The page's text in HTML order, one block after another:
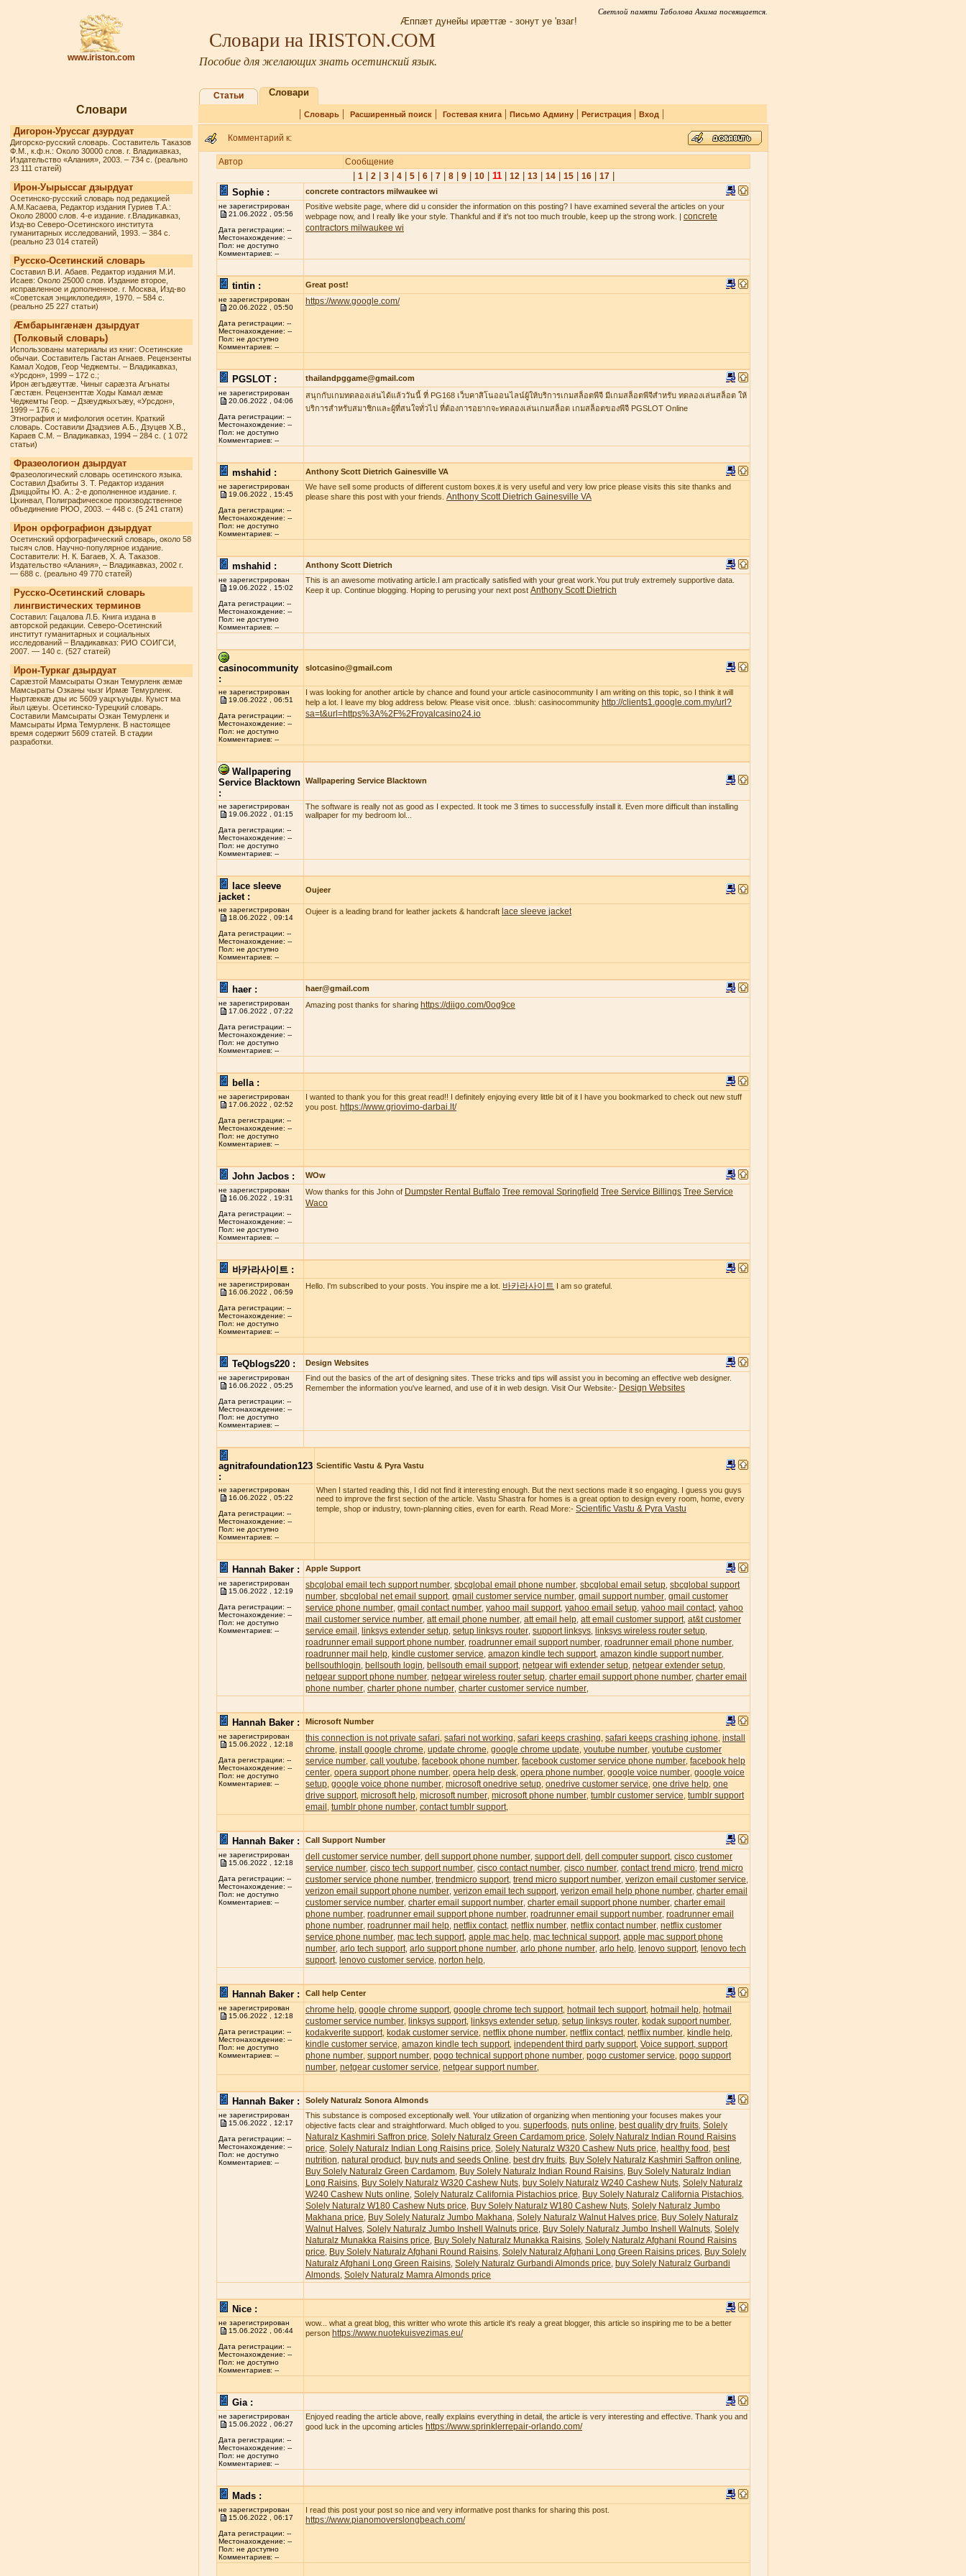
www.iriston.com
Светлой памяти Таболова Акима посвящается.
Æппæт дунейы ирæттæ - зонут уе 'взаг!
Словари на IRISTON.COM
Пособие для желающих знать осетинский язык.
Словари
Дигорон-Уруссаг дзурдуат
Дигорско-русский словарь. Составитель Таказов
Ф.М., к.ф.н.: Около 30000 слов. г. Владикавказ,
Издательство «Алания», 2003. – 734 с. (реально
23 111 статей)
Ирон-Уырыссаг дзырдуат
Осетинско-русский словарь под редакцией
А.М.Касаева, Редактор издания Гуриев Т.А.:
Около 28000 слов. 4-е издание. г.Владикавказ,
Изд-во Северо-Осетинского института
гуманитарных исследований, 1993. – 384 с.
(реально 23 014 статей)
Русско-Осетинский словарь
Составил В.И. Абаев. Редактор издания М.И.
Исаев: Около 25000 слов. Издание второе,
исправленное и дополненное. г. Москва, Изд-во
«Советская энциклопедия», 1970. – 584 с.
(реально 25 227 статьи)
Æмбарынгæнæн дзырдуат
(Толковый словарь)
Использованы материалы из книг: Осетинские
обычаи. Составитель Гастан Агнаев. Рецензенты
Камал Ходов, Геор Чеджемты. – Владикавказ,
«Урсдон», 1999 – 172 с.;
Ирон æгъдæуттæ. Чиныг сарæзта Агънаты
Гæстæн. Рецензенттæ Ходы Камал æмæ
Чеджемты Геор. – Дзæуджыхъæу, «Урсдон»,
1999 – 176 с.;
Этнография и мифология осетин. Краткий
словарь. Составили Дзадзиев А.Б., Дзуцев Х.В.,
Караев С.М. – Владикавказ, 1994 – 284 с. ( 1 072
статьи)
Фразеологион дзырдуат
Фразеологический словарь осетинского языка.
Составил Дзабиты З. Т. Редактор издания
Дзиццойты Ю. А.: 2-е дополненное издание. г.
Цхинвал, Полиграфическое производственное
объединение РЮО, 2003. – 448 с. (5 241 статя)
Ирон орфографион дзырдуат
Осетинский орфографический словарь, около 58
тысяч слов. Научно-популярное издание.
Составители: Н. К. Багаев, Х. А. Таказов.
Издательство «Алания», – Владикавказ, 2002 г.
— 688 с. (реально 49 770 статей)
Русско-Осетинский словарь
лингвистических терминов
Составил: Гацалова Л.Б. Книга издана в
авторской редакции. Северо-Осетинский
институт гуманитарных и социальных
исследований – Владикавказ: РИО СОИГСИ,
2007. — 140 с. (527 статей)
Ирон-Туркаг дзырдуат
Сарæзтой Мамсыраты Озкан Темурленк æмæ
Мамсыраты Озканы чызг Ирмæ Темурленк.
Ныртæккæ дзы ис 5609 уацхъуыды. Куыст ма
йыл цæуы. Осетинско-Турецкий словарь.
Составили Мамсыраты Озкан Темурленк и
Мамсыраты Ирма Темурленк. В настоящее
время содержит 5609 статей. В стадии
разработки.
Статьи Словари
| Словарь| Расширенный поиск| Гостевая книга| Письмо Админу| Регистрация| Вход |
Комментарий к:
Автор Сообщение
1| 2| 3| 4| 5| 6| 7| 8| 9| 10| 11| 12| 13| 14| 15| 16| 17|
Sophie :
concrete contractors milwaukee wi
не зарегистрирован
21.06.2022 , 05:56
Дата регистрации: --
Местонахождение: --
Пол: не доступно
Комментариев: --
Positive website page, where did u consider the information on this posting? I have examined several the articles on your
webpage now, and I really like your style. Thankful and if it's not too much trouble, keep up the strong work. | concrete
contractors milwaukee wi
tintin : Great post!
не зарегистрирован
20.06.2022 , 05:50
Дата регистрации: --
Местонахождение: --
Пол: не доступно
Комментариев: --
https://www.google.com/
PGSLOT : thailandpggame@gmail.com
не зарегистрирован
20.06.2022 , 04:06
Дата регистрации: --
Местонахождение: --
Пол: не доступно
Комментариев: --
สนุกกับเกมทดลองเล่นได้แล้ววันนี้ ที่ PG168 เว็บคาสิโนออนไลน์ผู้ให้บริการเกมสล็อตพีจี มีเกมสล็อตพีจีสำหรับ ทดลองเล่นสล็อต ให้
บริการสำหรับสมาชิกและผู้ที่สนใจทั่วไป ที่ต้องการอยากจะทดลองเล่นเกมสล็อต เกมสล็อตของพีจี PGSLOT Online
mshahid : Anthony Scott Dietrich Gainesville VA
не зарегистрирован
19.06.2022 , 15:45
Дата регистрации: --
Местонахождение: --
Пол: не доступно
Комментариев: --
We have sell some products of different custom boxes.it is very useful and very low price please visits this site thanks and
please share this post with your friends. Anthony Scott Dietrich Gainesville VA
mshahid : Anthony Scott Dietrich
не зарегистрирован
19.06.2022 , 15:02
Дата регистрации: --
Местонахождение: --
Пол: не доступно
Комментариев: --
This is an awesome motivating article.I am practically satisfied with your great work.You put truly extremely supportive data.
Keep it up. Continue blogging. Hoping to perusing your next post Anthony Scott Dietrich
casinocommunity
:
slotcasino@gmail.com
не зарегистрирован
19.06.2022 , 06:51
Дата регистрации: --
Местонахождение: --
Пол: не доступно
Комментариев: --
I was looking for another article by chance and found your article casinocommunity I am writing on this topic, so I think it will
help a lot. I leave my blog address below. Please visit once. :blush: casinocommunity http://clients1.google.com.my/url?
sa=t&url=https%3A%2F%2Froyalcasino24.io
Wallpapering
Service Blacktown
:
Wallpapering Service Blacktown
не зарегистрирован
19.06.2022 , 01:15
Дата регистрации: --
Местонахождение: --
Пол: не доступно
Комментариев: --
The software is really not as good as I expected. It took me 3 times to successfully install it. Even more difficult than installing
wallpaper for my bedroom lol...
lace sleeve
jacket :
Oujeer
не зарегистрирован
18.06.2022 , 09:14
Дата регистрации: --
Местонахождение: --
Пол: не доступно
Комментариев: --
Oujeer is a leading brand for leather jackets & handcraft lace sleeve jacket
haer : haer@gmail.com
не зарегистрирован
17.06.2022 , 07:22
Дата регистрации: --
Местонахождение: --
Пол: не доступно
Комментариев: --
Amazing post thanks for sharing https://diigo.com/0og9ce
bella :
не зарегистрирован
17.06.2022 , 02:52
Дата регистрации: --
Местонахождение: --
Пол: не доступно
Комментариев: --
I wanted to thank you for this great read!! I definitely enjoying every little bit of it I have you bookmarked to check out new stuff
you post.
https://www.griovimo-darbai.lt/
John Jacbos : WOw
не зарегистрирован
16.06.2022 , 19:31
Дата регистрации: --
Местонахождение: --
Пол: не доступно
Комментариев: --
Wow thanks for this John of Dumpster Rental Buffalo Tree removal Springfield Tree Service Billings Tree Service
Waco
바카라사이트 :
не зарегистрирован
16.06.2022 , 06:59
Дата регистрации: --
Местонахождение: --
Пол: не доступно
Комментариев: --
Hello. I'm subscribed to your posts. You inspire me a lot. 바카라사이트 I am so grateful.
TeQblogs220 : Design Websites
не зарегистрирован
16.06.2022 , 05:25
Дата регистрации: --
Местонахождение: --
Пол: не доступно
Комментариев: --
Find out the basics of the art of designing sites. These tricks and tips will assist you in becoming an effective web designer.
Remember the information you've learned, and use of it in web design. Visit Our Website:- Design Websites
agnitrafoundation123
:
Scientific Vastu & Pyra Vastu
не зарегистрирован
16.06.2022 , 05:22
Дата регистрации: --
Местонахождение: --
Пол: не доступно
Комментариев: --
When I started reading this, I did not find it interesting enough. But the next sections made it so engaging. I guess you guys
need to improve the first section of the article. Vastu Shastra for homes is a great option to design every room, home, every
temple, shop or industry, town-planning cities, even for earth. Read More:- Scientific Vastu & Pyra Vastu
Hannah Baker : Apple Support
не зарегистрирован
15.06.2022 , 12:19
Дата регистрации: --
Местонахождение: --
Пол: не доступно
Комментариев: --
sbcglobal email tech support number sbcglobal email phone number sbcglobal email setup sbcglobal support
number sbcglobal net email support, gmail customer service number gmail support number gmail customer
service phone number gmail contact number yahoo mail support, yahoo email setup yahoo mail contact, yahoo
mail customer service number att email phone number att email help att email customer support, at&t customer
service email
linksys extender setup setup linksys router support linksys linksys wireless router setup
roadrunner email support phone number roadrunner email support number roadrunner email phone number
roadrunner mail help kindle customer service amazon kindle tech support, amazon kindle support number
bellsouthlogin bellsouth login bellsouth email support, netgear wifi extender setup netgear extender setup
netgear support phone number netgear wireless router setup charter email support phone number charter email
phone number charter phone number charter customer service number
Hannah Baker : Microsoft Number
не зарегистрирован
15.06.2022 , 12:18
Дата регистрации: --
Местонахождение: --
Пол: не доступно
Комментариев: --
this connection is not private safari safari not working safari keeps crashing safari keeps crashing iphone install
chrome install google chrome update chrome google chrome update youtube number youtube customer
service number call youtube facebook phone number facebook customer service phone number facebook help
center opera support phone number opera help desk opera phone number google voice number google voice
setup google voice phone number microsoft onedrive setup onedrive customer service one drive help one
drive support microsoft help microsoft number microsoft phone number tumblr customer service tumblr support
email
tumblr phone number contact tumblr support
Hannah Baker : Call Support Number
не зарегистрирован
15.06.2022 , 12:18
Дата регистрации: --
Местонахождение: --
Пол: не доступно
Комментариев: --
dell customer service number dell support phone number support dell dell computer support, cisco customer
service number cisco tech support number cisco contact number cisco number contact trend micro trend micro
customer service phone number trendmicro support, trend micro support number verizon email customer service
verizon email support phone number verizon email tech support, verizon email help phone number charter email
customer service number charter email support number charter email support phone number charter email
phone number roadrunner email support phone number roadrunner email support number roadrunner email
phone number roadrunner mail help netflix contact, netflix number netflix contact number netflix customer
service phone number mac tech support, apple mac help mac technical support, apple mac support phone
number arlo tech support, arlo support phone number arlo phone number arlo help lenovo support,
lenovo tech
support, lenovo customer service norton help
Hannah Baker : Call help Center
не зарегистрирован
15.06.2022 , 12:18
Дата регистрации: --
Местонахождение: --
Пол: не доступно
Комментариев: --
chrome help google chrome support google chrome tech support hotmail tech support hotmail help hotmail
customer service number
linksys support linksys extender setup setup linksys router kodak support number
kodakverite support kodak customer service netflix phone number netflix contact netflix number kindle help
kindle customer service amazon kindle tech support independent third party support Voice support, support
phone number support number pogo technical support phone number pogo customer service pogo support
number netgear customer service netgear support number
Hannah Baker : Solely Naturalz Sonora Almonds
не зарегистрирован
15.06.2022 , 12:17
Дата регистрации: --
Местонахождение: --
Пол: не доступно
Комментариев: --
This substance is composed exceptionally well. Your utilization of organizing when mentioning your focuses makes your
objective facts clear and straightforward. Much obliged to you. superfoods nuts online best quality dry fruits Solely
Naturalz Kashmiri Saffron price Solely Naturalz Green Cardamom price Solely Naturalz Indian Round Raisins
price Solely Naturalz Indian Long Raisins price Solely Naturalz W320 Cashew Nuts price healthy food
best
nutrition natural product, buy nuts and seeds Online best dry fruits Buy Solely Naturalz Kashmiri Saffron online
Buy Solely Naturalz Green Cardamom Buy Solely Naturalz Indian Round Raisins Buy Solely Naturalz Indian
Long Raisins Buy Solely Naturalz W320 Cashew Nuts buy Solely Naturalz W240 Cashew Nuts Solely Naturalz
W240 Cashew Nuts online Solely Naturalz California Pistachios price Buy Solely Naturalz California Pistachios
Solely Naturalz W180 Cashew Nuts price Buy Solely Naturalz W180 Cashew Nuts Solely Naturalz Jumbo
Makhana price
Buy Solely Naturalz Jumbo Makhana Solely Naturalz Walnut Halves price
Buy Solely Naturalz
Walnut Halves Solely Naturalz Jumbo Inshell Walnuts price Buy Solely Naturalz Jumbo Inshell Walnuts Solely
Naturalz Munakka Raisins price
Buy Solely Naturalz Munakka Raisins Solely Naturalz Afghani Round Raisins
price
Buy Solely Naturalz Afghani Round Raisins Solely Naturalz Afghani Long Green Raisins prices Buy Solely
Naturalz Afghani Long Green Raisins Solely Naturalz Gurbandi Almonds price buy Solely Naturalz Gurbandi
Almonds Solely Naturalz Mamra Almonds price
Nice :
не зарегистрирован
15.06.2022 , 06:44
Дата регистрации: --
Местонахождение: --
Пол: не доступно
Комментариев: --
wow... what a great blog, this writter who wrote this article it's realy a great blogger, this article so inspiring me to be a better
person https://www.nuotekuisvezimas.eu/
Gia :
не зарегистрирован
15.06.2022 , 06:27
Дата регистрации: --
Местонахождение: --
Пол: не доступно
Комментариев: --
Enjoyed reading the article above, really explains everything in detail, the article is very interesting and effective. Thank you and
good luck in the upcoming articles https://www.sprinklerrepair-orlando.com/
Mads :
не зарегистрирован
15.06.2022 , 06:17
Дата регистрации: --
Местонахождение: --
Пол: не доступно
Комментариев: --
I read this post your post so nice and very informative post thanks for sharing this post.
https://www.pianomoverslongbeach.com/